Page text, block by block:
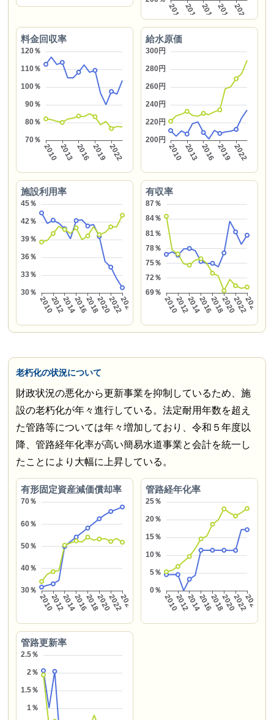
料金回収率 給水原価
施設利用率 有収率
老朽化の状況について
財政状況の悪化から更新事業を抑制しているため、施
設の老朽化が年々進行している。法定耐用年数を超え
た管路等については年々増加しており、令和５年度以
降、管路経年化率が高い簡易水道事業と会計を統一し
たことにより大幅に上昇している。
有形固定資産減価償却率 管路経年化率
管路更新率